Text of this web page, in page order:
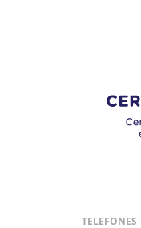
TELEFONES